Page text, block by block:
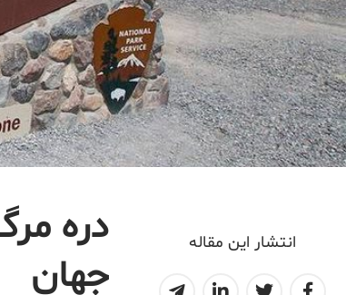
انتشار این مقاله
دره
جهان